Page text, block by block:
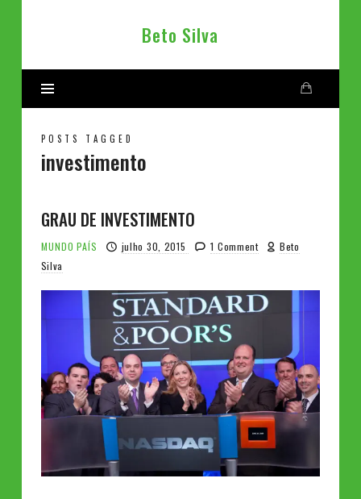
Beto
Beto Silva
POSTS TAGGED
investimento
GRAU DE INVESTIMENTO
MUNDO PAÍS julho 30, 2015 1 Comment
Beto
Silva